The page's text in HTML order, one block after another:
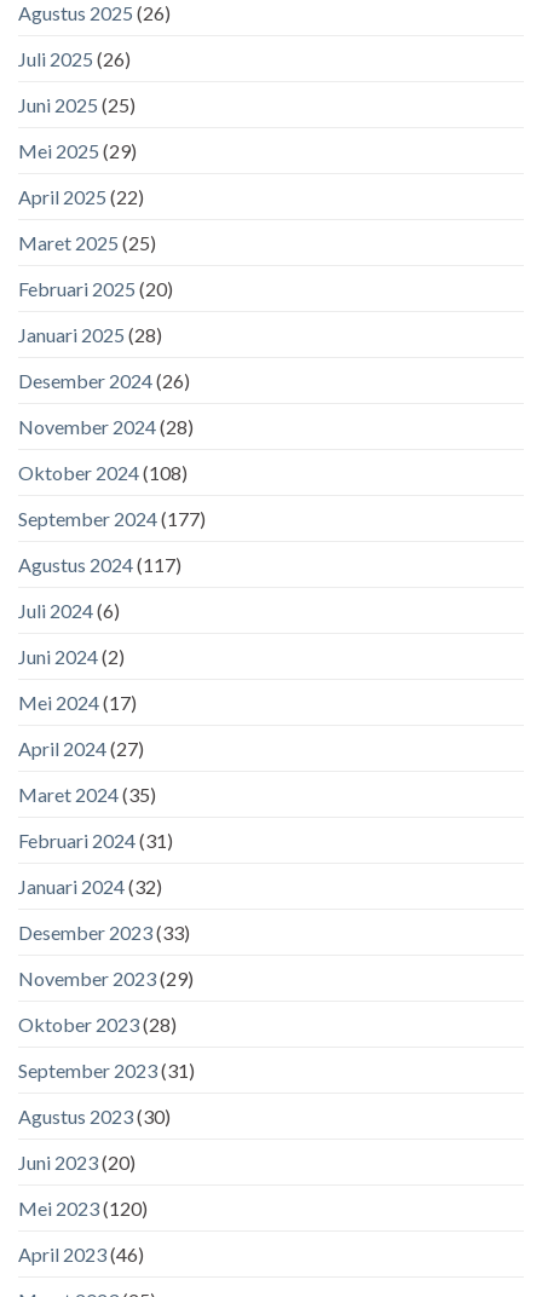
Agustus 2025 (26)
Juli 2025 (26)
Juni 2025 (25)
Mei 2025 (29)
April 2025 (22)
Maret 2025 (25)
Februari 2025 (20)
Januari 2025 (28)
Desember 2024(26)
November 2024(28)
Oktober 2024(108)
September 2024(177)
Agustus 2024(117)
Juli 2024(6)
Juni 2024(2)
Mei 2024(17)
April 2024(27)
Maret 2024(35)
Februari 2024(31)
Januari 2024(32)
Desember 2023(33)
November 2023(29)
Oktober 2023(28)
September 2023(31)
Agustus 2023(30)
Juni 2023(20)
Mei 2023(120)
April 2023(46)